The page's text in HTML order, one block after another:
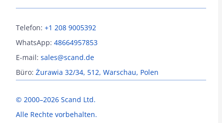
© 2000–2026 Scand Ltd.
Alle Rechte vorbehalten.
Telefon: +1 208 9005392
WhatsApp: 48664957853
E-mail: sales@scand.de
Büro: Żurawia 32/34, 512, Warschau, Polen